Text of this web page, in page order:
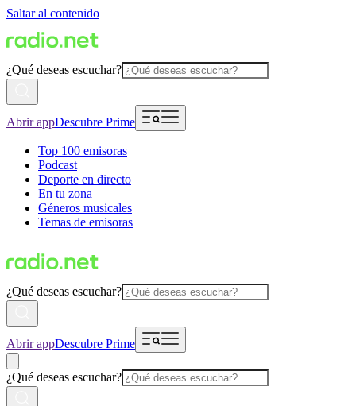
Saltar al contenido
¿Qué deseas escuchar?
Abrir appDescubre Prime
Top 100 emisoras
Podcast
Deporte en directo
En tu zona
Géneros musicales
Temas de emisoras
¿Qué deseas escuchar?
Abrir appDescubre Prime
¿Qué deseas escuchar?